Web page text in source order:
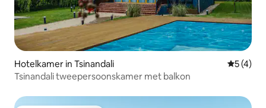
Hotelkamer in Tsinandali
5 (4)
Tsinandali tweepersoonskamer met balkon